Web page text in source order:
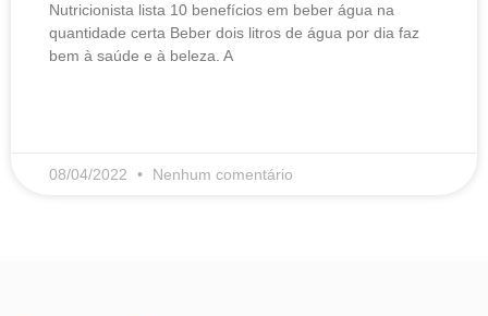
Nutricionista lista 10 benefícios em beber água na
quantidade certa Beber dois litros de água por dia faz
bem à saúde e à beleza. A
08/04/2022 Nenhum comentário